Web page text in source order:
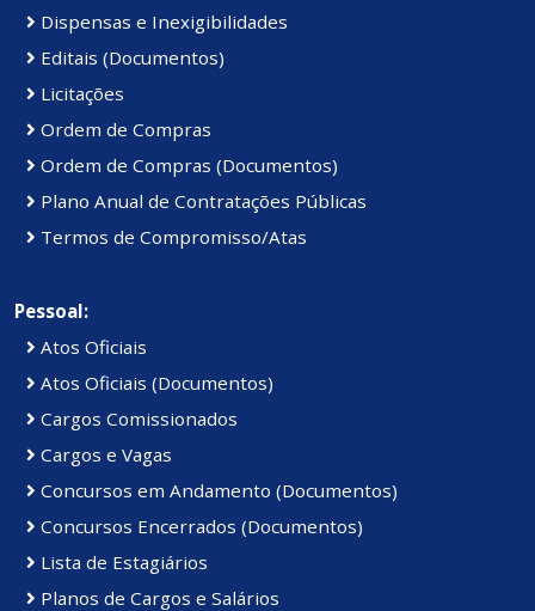
Dispensas e Inexigibilidades
Editais (Documentos)
Licitações
Ordem de Compras
Ordem de Compras (Documentos)
Plano Anual de Contratações Públicas
Termos de Compromisso/Atas
Pessoal:
Atos Oficiais
Atos Oficiais (Documentos)
Cargos Comissionados
Cargos e Vagas
Concursos em Andamento (Documentos)
Concursos Encerrados (Documentos)
Lista de Estagiários
Planos de Cargos e Salários